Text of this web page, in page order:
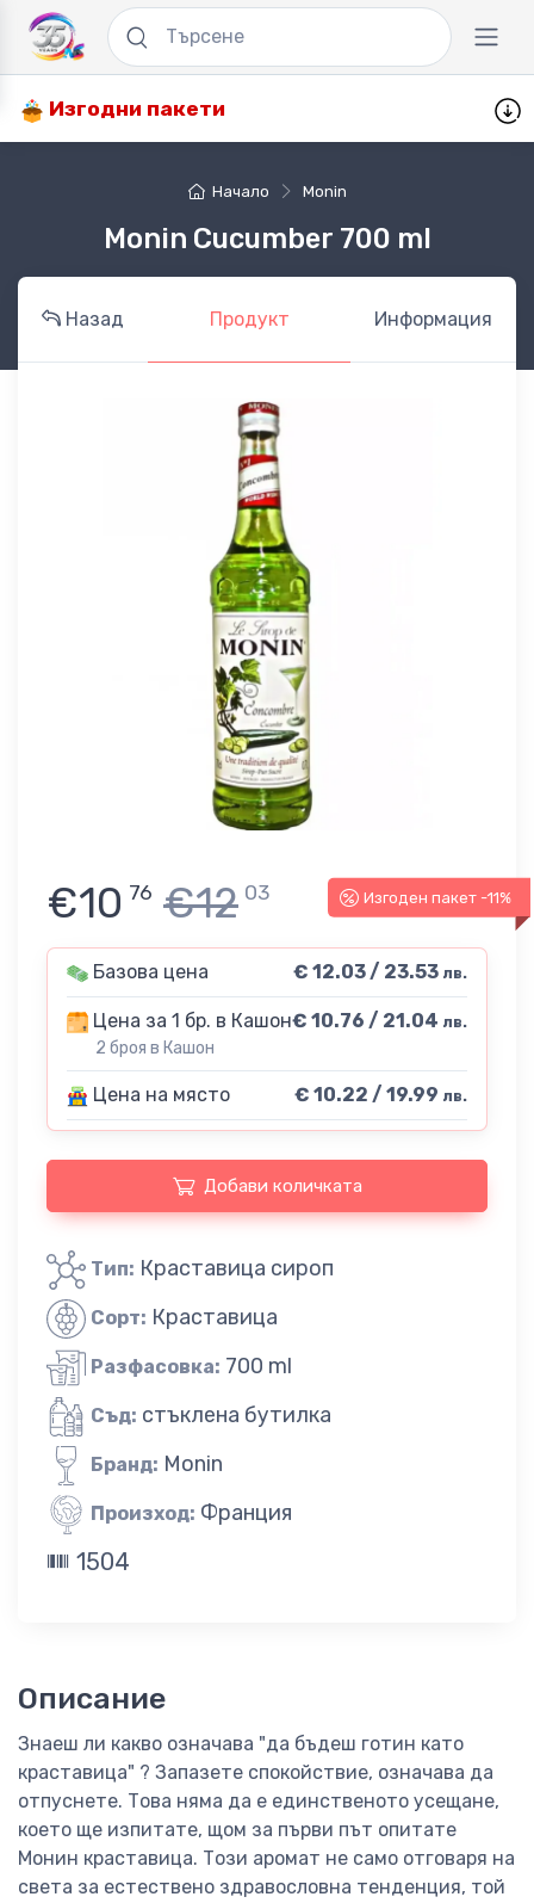
Изгодни пакети
Начало Monin
Monin Cucumber 700 ml
Назад Продукт Информация
Изгоден пакет -11%
€10 76 €12 03
Базова цена € 12.03 / 23.53 лв.
Цена за 1 бр. в Кашон
2 броя в Кашон
€ 10.76 / 21.04 лв.
Цена на място € 10.22 / 19.99 лв.
Добави количката
Тип: Краставица сироп
Сорт: Краставица
Разфасовка: 700 ml
Съд: стъклена бутилка
Бранд: Monin
Произход: Франция
1504
Описание
Знаеш ли какво означава "да бъдеш готин като
краставица" ? Запазете спокойствие, означава да
отпуснете. Това няма да е единственото усещане,
което ще изпитате, щом за първи път опитате
Монин краставица. Този аромат не само отговаря на
света за естествено здравословна тенденция, той